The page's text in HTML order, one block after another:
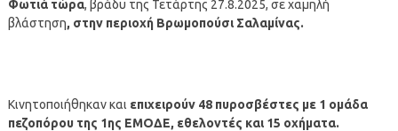
Φωτιά τώρα, βράδυ της Τετάρτης 27.8.2025, σε χαμηλή
βλάστηση, στην περιοχή Βρωμοπούσι Σαλαμίνας.
Κινητοποιήθηκαν και επιχειρούν 48 πυροσβέστες με 1 ομάδα
πεζοπόρου της 1ης ΕΜΟΔΕ, εθελοντές και 15 οχήματα.